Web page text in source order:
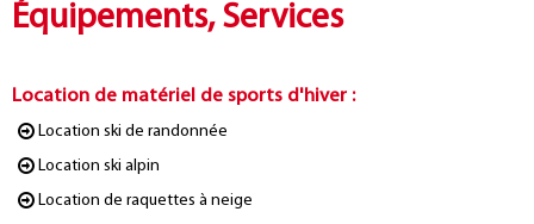
Équipements, Services
Location de matériel de sports d'hiver :
Location ski de randonnée
Location ski alpin
Location de raquettes à neige